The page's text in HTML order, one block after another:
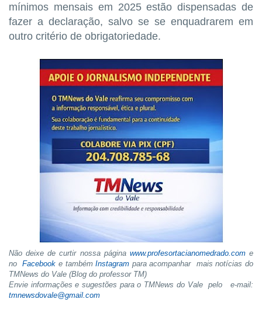
mínimos mensais em 2025 estão dispensadas de
fazer a declaração, salvo se se enquadrarem em
outro critério de obrigatoriedade.
Não deixe de curtir nossa página www.profesortacianomedrado.come
noFacebook e tambémInstagram para acompanhar mais notícias do
TMNews do Vale (Blog do professor TM)
Envie informações e sugestões para o TMNews do Vale pelo e-mail:
tmnewsdovale@gmail.com